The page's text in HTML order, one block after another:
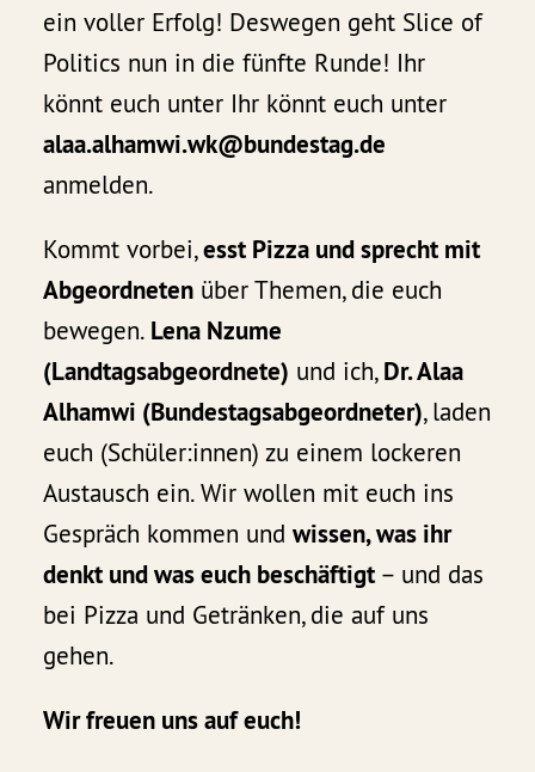
ein voller Erfolg! Deswegen geht Slice of
Politics nun in die fünfte Runde! Ihr
könnt euch unter Ihr könnt euch unter
alaa.alhamwi.wk@bundestag.de
anmelden.
Kommt vorbei,esst Pizza und sprecht mit
Abgeordneten über Themen, die euch
bewegen. Lena Nzume
(Landtagsabgeordnete) und ich,Dr. Alaa
Alhamwi (Bundestagsabgeordneter), laden
euch (Schüler:innen) zu einem lockeren
Austausch ein. Wir wollen mit euch ins
Gespräch kommen undwissen, was ihr
denkt und was euch beschäftigt – und das
bei Pizza und Getränken, die auf uns
gehen.
Wir freuen uns auf euch!